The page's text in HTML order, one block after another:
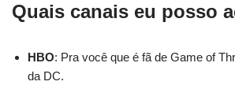
Quais canais eu posso
HBO: Pra você que é fã de Game of
da DC.